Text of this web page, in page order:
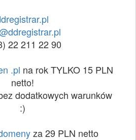
22 211 22 90
.pl na rok TYLKO 15 PLN
netto!
dodatkowych warunków
:)
za 29 PLN netto